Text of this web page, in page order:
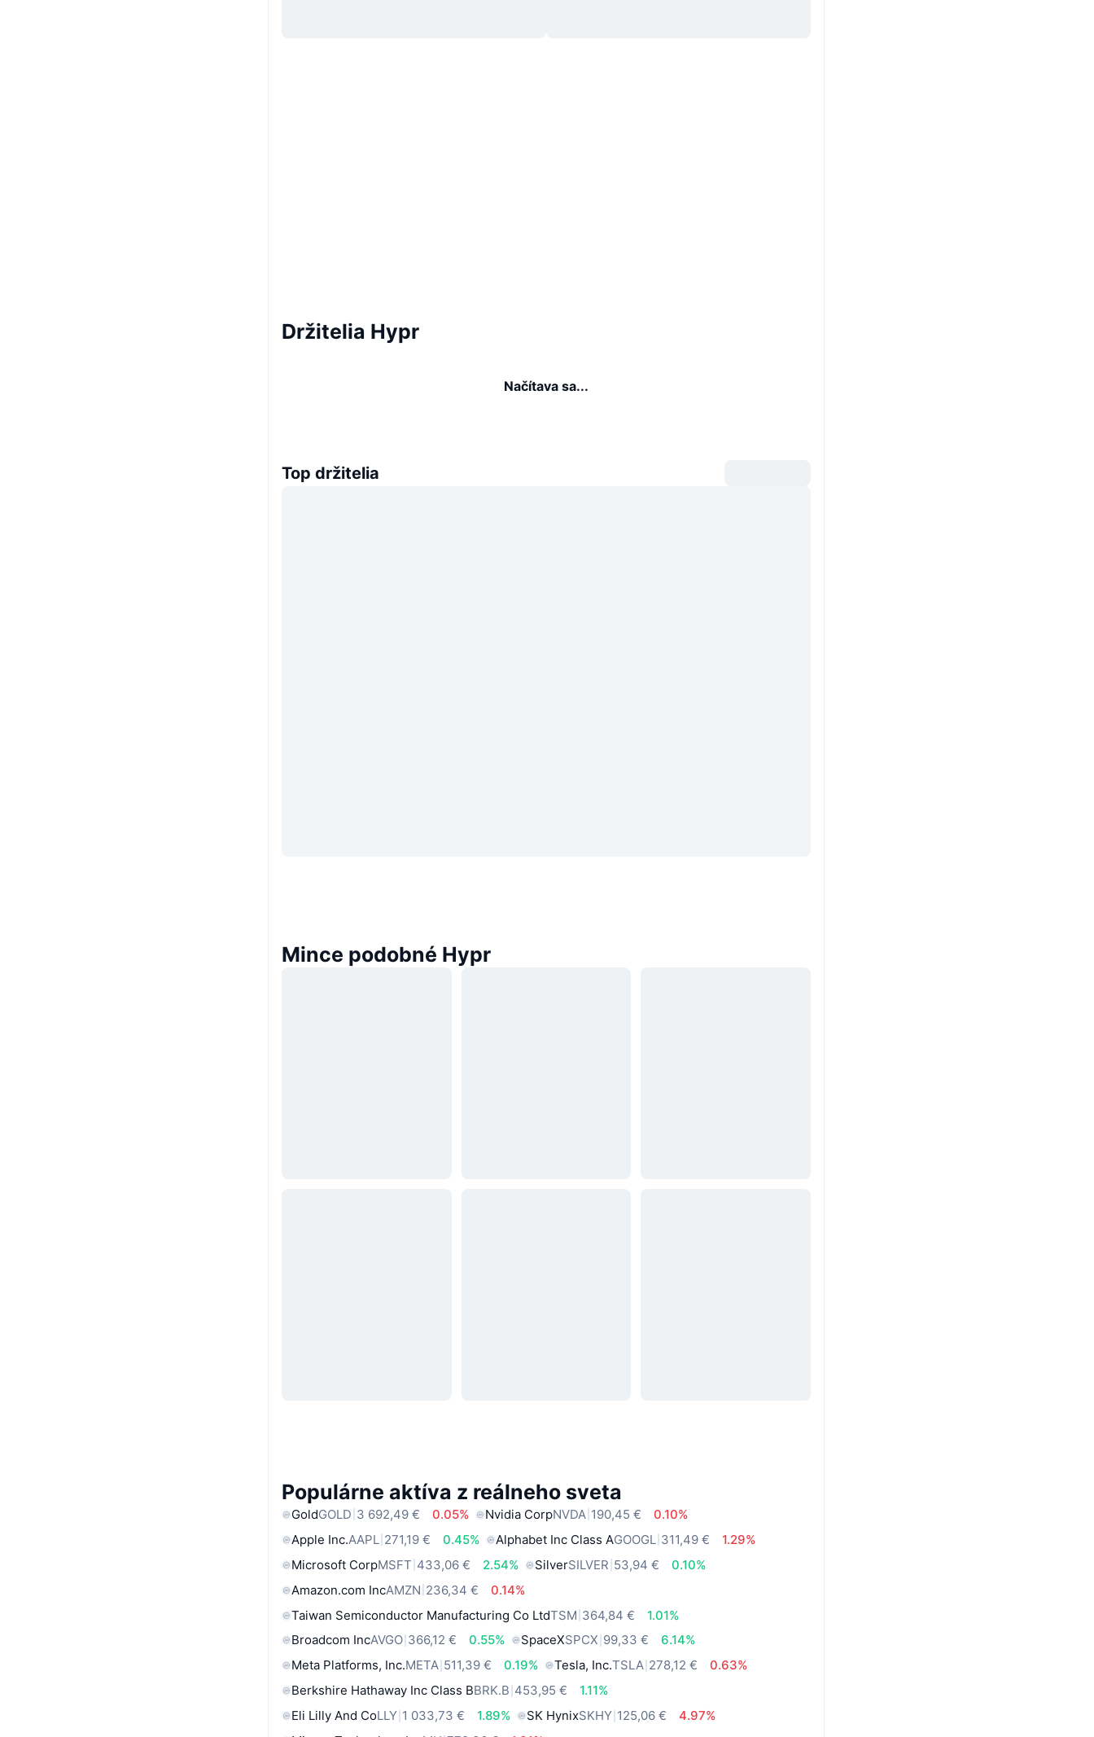
Držitelia Hypr
Načítava sa...
Top držitelia
Mince podobné Hypr
Populárne aktíva z reálneho sveta
GoldGOLD 3 692,49 € 0.05% Nvidia CorpNVDA 190,45 €
0.10%
Apple Inc.AAPL 271,19 € 0.45% Alphabet Inc Class AGOOGL 311,49 €
1.29%
Microsoft CorpMSFT 433,06 € 2.54% SilverSILVER 53,94 €
0.10%
Amazon.com IncAMZN 236,34 €
0.14%
Taiwan Semiconductor Manufacturing Co LtdTSM 364,84 €
1.01%
Broadcom IncAVGO 366,12 € 0.55% SpaceXSPCX 99,33 €
6.14%
Meta Platforms, Inc.META 511,39 € 0.19% Tesla, Inc.TSLA 278,12 €
0.63%
Berkshire Hathaway Inc Class BBRK.B 453,95 €
1.11%
Eli Lilly And CoLLY 1 033,73 € 1.89% SK HynixSKHY 125,06 €
4.97%